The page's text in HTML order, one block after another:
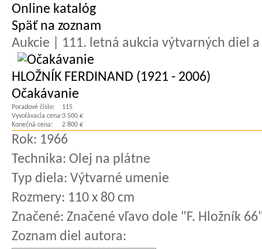
Online katalóg
Späť na zoznam
Aukcie | 111. letná aukcia výtvarných diel
HLOŽNÍK FERDINAND (1921 - 2006)
Očakávanie
Poradové číslo:
115
Vyvolávacia cena:3 500 €
Konečná cena:
2 800 €
Rok: 1966
Technika: Olej na plátne
Typ diela: Výtvarné umenie
Rozmery: 110 x 80 cm
Značené: Značené vľavo dole "F. Hložník
Zoznam diel autora: